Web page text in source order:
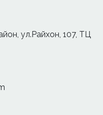
ул.Райхон, 107, ТЦ